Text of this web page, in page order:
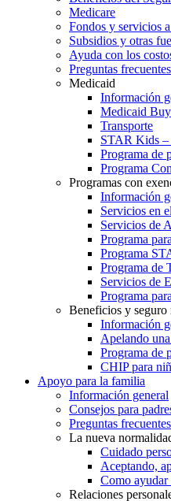
Medicare
Fondos y servicios
Subsidios y otras
Ayuda con los
Preguntas frecuentes
Medicaid
Información
Medicaid
Transporte
STAR Kids –
Programa de
Programa
Programas con
Información
Servicios en
Servicios de
Programa
Programa
Programa de
Servicios de
Programa
Beneficios y seguro
Información
Apelando
Programa de
CHIP para
Apoyo para la familia
Información general
Consejos para
Preguntas frecuentes
La nueva
Cuidado
Aceptando,
Como
Relaciones